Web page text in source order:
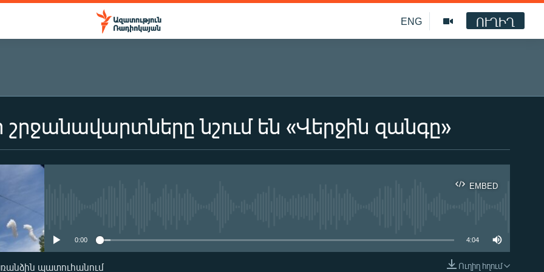
ENG ՈՒՂԻՂ
նշում են «Վերջին զանգը»
EMBED
0:00 4:04
Ուղիղ հղում
պատուհանում